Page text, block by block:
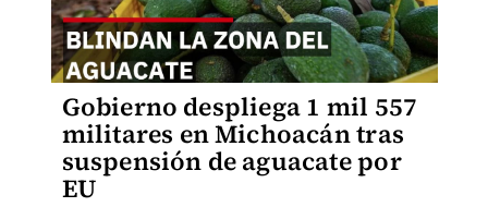
Gobierno despliega 1 mil 557
militares en Michoacán tras
suspensión de aguacate por
EU